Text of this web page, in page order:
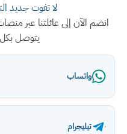
لا تفوت جديد
انضم الآن إلى عائلتنا عبر
يتوصل
واتساب
تيليجرام